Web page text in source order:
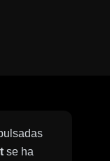
se ha